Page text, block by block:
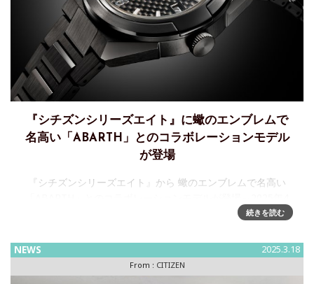
『シチズンシリーズエイト』に蠍のエンブレムで
名高い「ABARTH」とのコラボレーションモデル
が登場
『シチズンシリーズエイト』から 蠍のエンブレムで名高い
月10日発売シチズン時計株式会社は、機能と実用性を 兼ね備
ズ
続きを読む
NEWS 2025.3.18
From : CITIZEN